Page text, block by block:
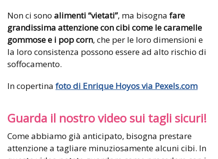
Non ci sono alimenti “vietati”, ma bisogna fare
grandissima attenzione con cibi come le caramelle
gommose e i pop corn, che per le loro dimensioni e
la loro consistenza possono essere ad alto rischio di
soffocamento.
In copertina foto di Enrique Hoyos via Pexels.com
Guarda il nostro video sui tagli sicuri!
Come abbiamo già anticipato, bisogna prestare
attenzione a tagliare minuziosamente alcuni cibi. In